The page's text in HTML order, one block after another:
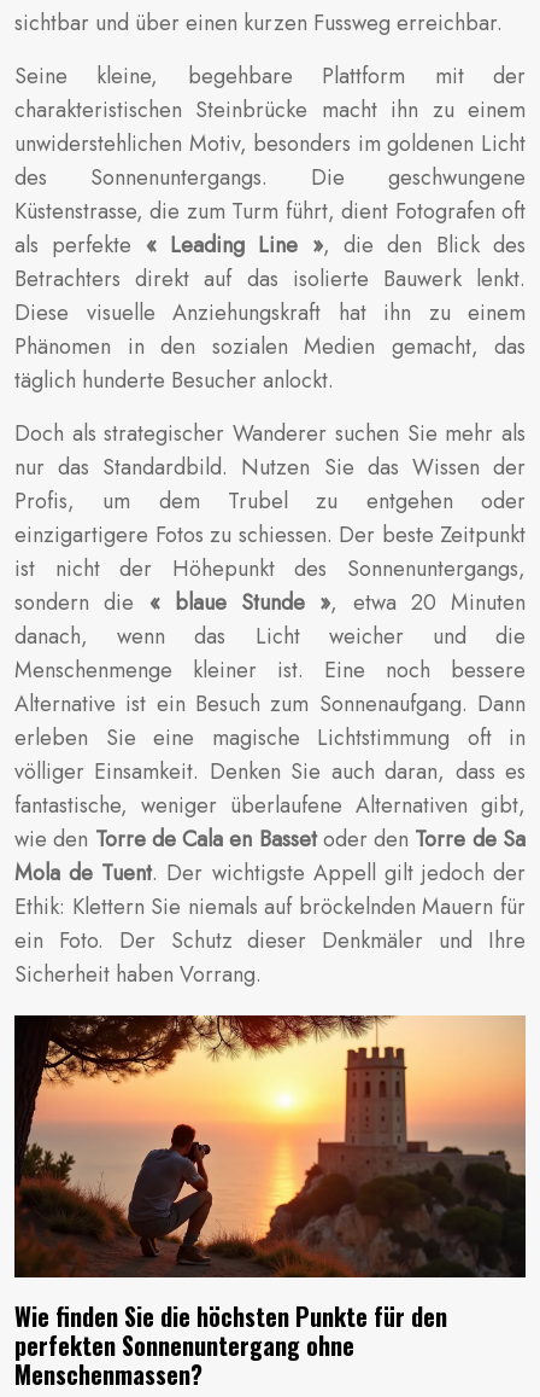
sichtbar und über einen kurzen Fussweg erreichbar.
Seine kleine, begehbare Plattform mit der
charakteristischen Steinbrücke macht ihn zu einem
unwiderstehlichen Motiv, besonders im goldenen Licht
des Sonnenuntergangs. Die geschwungene
Küstenstrasse, die zum Turm führt, dient Fotografen oft
als perfekte « Leading Line », die den Blick des
Betrachters direkt auf das isolierte Bauwerk lenkt.
Diese visuelle Anziehungskraft hat ihn zu einem
Phänomen in den sozialen Medien gemacht, das
täglich hunderte Besucher anlockt.
Doch als strategischer Wanderer suchen Sie mehr als
nur das Standardbild. Nutzen Sie das Wissen der
Profis, um dem Trubel zu entgehen oder
einzigartigere Fotos zu schiessen. Der beste Zeitpunkt
ist nicht der Höhepunkt des Sonnenuntergangs,
sondern die « blaue Stunde », etwa 20 Minuten
danach, wenn das Licht weicher und die
Menschenmenge kleiner ist. Eine noch bessere
Alternative ist ein Besuch zum Sonnenaufgang. Dann
erleben Sie eine magische Lichtstimmung oft in
völliger Einsamkeit. Denken Sie auch daran, dass es
fantastische, weniger überlaufene Alternativen gibt,
wie den Torre de Cala en Bassetoder den Torre de Sa
Mola de Tuent. Der wichtigste Appell gilt jedoch der
Ethik: Klettern Sie niemals auf bröckelnden Mauern für
ein Foto. Der Schutz dieser Denkmäler und Ihre
Sicherheit haben Vorrang.
Wie finden Sie die höchsten Punkte für den
perfekten Sonnenuntergang ohne
Menschenmassen?